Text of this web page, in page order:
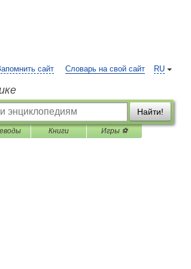
RU
сайт Словарь на свой сайт
Найти!
Книги Игры ⚽